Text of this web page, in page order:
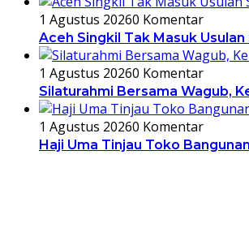
1 Agustus 20260 Komentar
Aceh Singkil Tak Masuk
1 Agustus 20260 Komentar
Silaturahmi Bersama Wagub,
1 Agustus 20260 Komentar
Haji Uma Tinjau Toko